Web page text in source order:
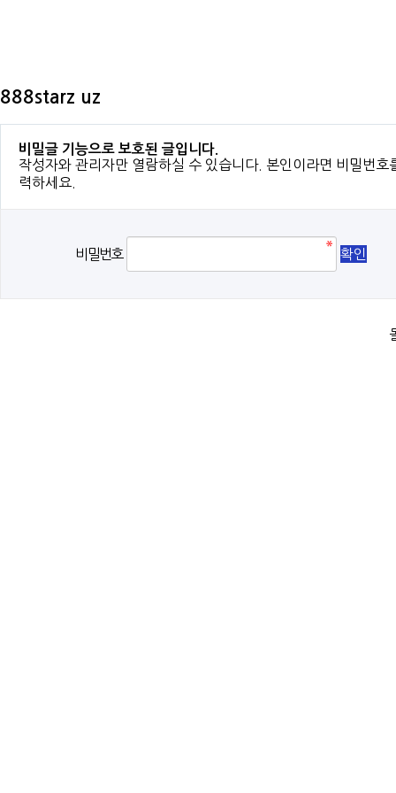
888starz uz
비밀글 기능으로 보호된 글입니다.
작성자와 관리자만 열람하실 수 있습니다. 본인이라면 비밀번호
력하세요.
비밀번호